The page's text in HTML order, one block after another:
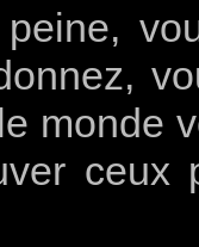
,
,
monde
ceux